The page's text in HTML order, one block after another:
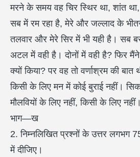
मरने के समय वह चिर स्थिर था, शांत
सब में रम रहा है, मेरे और जल्लाद के
तलवार और मेरे सिर में भी यही है। सब
अटल में वही है। दोनों में वही है? फिर
क्यों किया? पर वह तो वर्णाश्रम की
किसी के लिए मन में कोई बुराई नहीं।
मौलवियों के लिए नहीं, किसी के लिए नहीं।
भाग—ख
2. निम्नलिखित प्रश्नों के उत्तर लगभग
में दीजिए।